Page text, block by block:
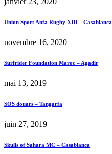
Union Sport Anfa Rugby XIII – Casablanca
novembre 16, 2020
Surfrider Foundation Maroc – Agadir
mai 13, 2019
SOS douars – Tangarfa
juin 27, 2019
Skulls of Sahara MC – Casablanca